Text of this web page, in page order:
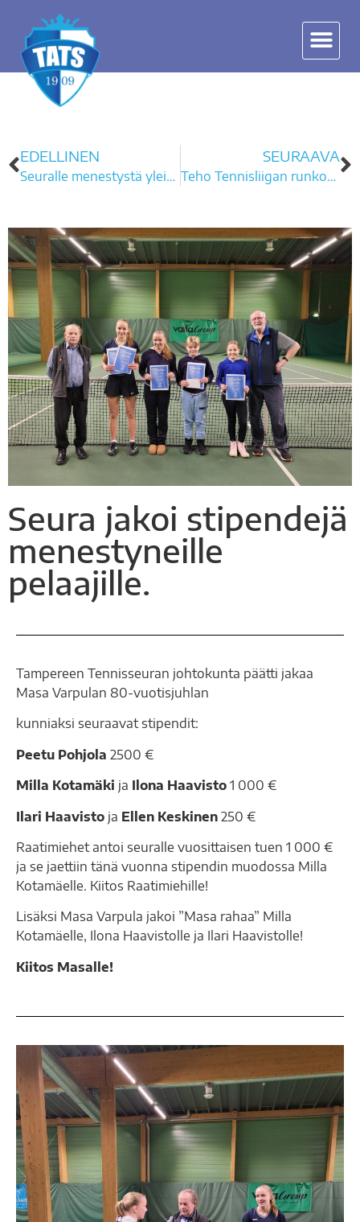
EDELLINEN
Seuralle menestystä yleisten luokkien SM-kilpailuista Hyvinkäällä.
SEURAAVA
Teho Tennisliigan runkosarjat pelattiin päätökseen viikonloppuna.
Seura jakoi stipendejä
menestyneille
pelaajille.
Tampereen Tennisseuran johtokunta päätti jakaa
Masa Varpulan 80-vuotisjuhlan
kunniaksi seuraavat stipendit:
Peetu Pohjola 2500 €
Milla Kotamäki ja Ilona Haavisto 1 000 €
Ilari Haavisto ja Ellen Keskinen 250 €
Raatimiehet antoi seuralle vuosittaisen tuen 1 000 €
ja se jaettiin tänä vuonna stipendin muodossa Milla
Kotamäelle. Kiitos Raatimiehille!
Lisäksi Masa Varpula jakoi ”Masa rahaa” Milla
Kotamäelle, Ilona Haavistolle ja Ilari Haavistolle!
Kiitos Masalle!